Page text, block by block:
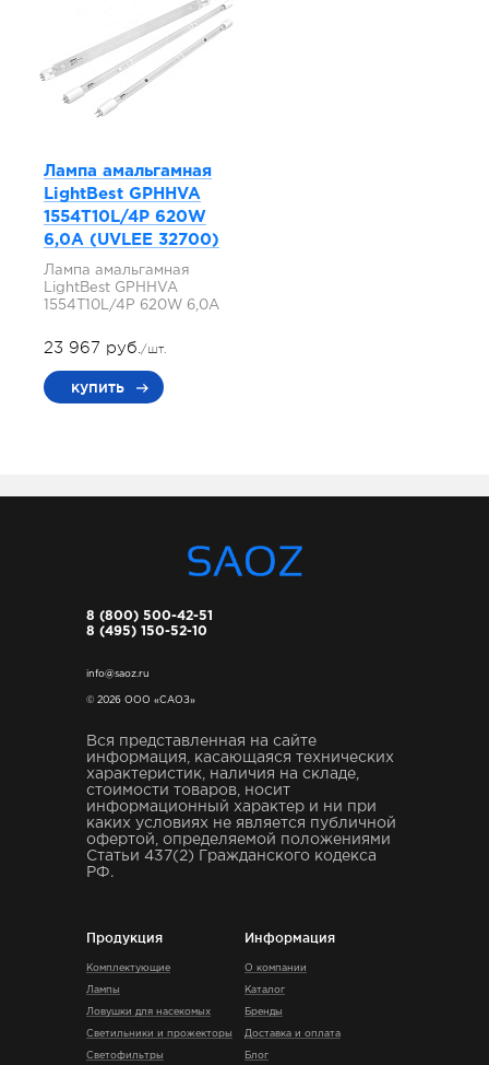
Лампа амальгамная
LightBest GPHHVA
1554T10L/4P 620W
6,0A (UVLEE 32700)
Лампа амальгамная
LightBest GPHHVA
1554T10L/4P 620W 6,0A
23 967 руб./шт.
купить
8 (800) 500-42-51
8 (495) 150-52-10
info@saoz.ru
© 2026 ООО «САОЗ»
Вся представленная на сайте
информация, касающаяся технических
характеристик, наличия на складе,
стоимости товаров, носит
информационный характер и ни при
каких условиях не является публичной
офертой, определяемой положениями
Статьи 437(2) Гражданского кодекса
РФ.
Продукция
Комплектующие
Лампы
Ловушки для насекомых
Светильники и прожекторы
Светофильтры
Информация
О компании
Каталог
Бренды
Доставка и оплата
Блог